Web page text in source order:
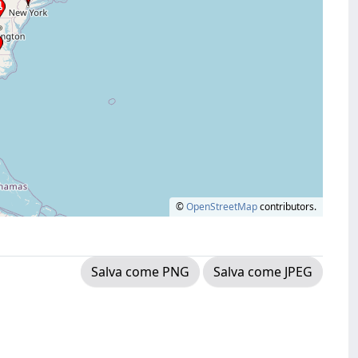
©OpenStreetMapcontributors.
Salva come PNG Salva come JPEG